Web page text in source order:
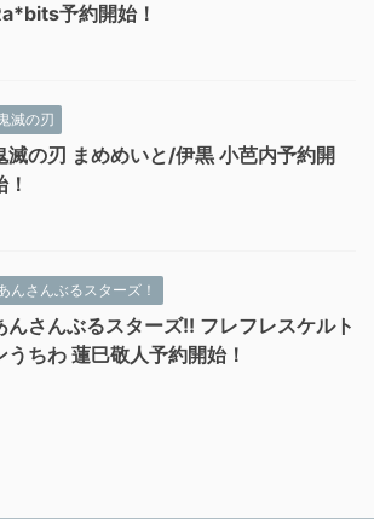
予約開始！
鬼滅の刃
滅の刃 まめめいと/伊黒 小芭内予約開
！
んさんぶるスターズ！
んさんぶるスターズ!! フレフレスケルト
うちわ 蓮巳敬人予約開始！